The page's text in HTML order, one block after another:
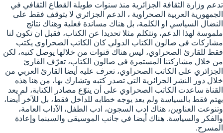
تدعم وزارة الثقافة الجزائرية منذ سنوات طويلة القطاع الثقافي في
الجمهورية العربية الصحراوية ، الدعم الجزائري لا يتوقف فقط على
النضال السياسي او الكلمة، بل هناك مساندة فعلية وهناك نتائج
ملموسة لهذا الدعم، ونتكلم مثلا تحديدا عن الكتاب، فقبل ان تكون لنا
مشاركات في صالون الكتاب الدولي كان الكاتب الصحراوي يكتب
فقط للقارئ الصحراوي، ليس هناك قنوات من خلالها يوصل كتبه، لكن
من خلال مشاركتنا المستمرة في صالون الكتاب، تعرّف القارئ
الجزائري على الكاتب الصحراوي، تعرف عليه أيضا القارئ العربي من
خلال دور النشر الجزائرية التي تصدر كتبه وتشارك بها، من هنا هذه
القناة ساعدت الكاتب الصحراوي على أن ينوّع مصادر الكتابة، لم يعد
يهتم فقط بالسياسة ولم يعد يوجه خطابه للداخل فقط، بل للآخر أيضا،
وتنوعت العناوين، هناك ادب السجون، ادب الطفل، الآداب العامة،
والفكر والسياسة. هناك أيضا في جانب الموسيقى والسينما وإعادة
المسرح.